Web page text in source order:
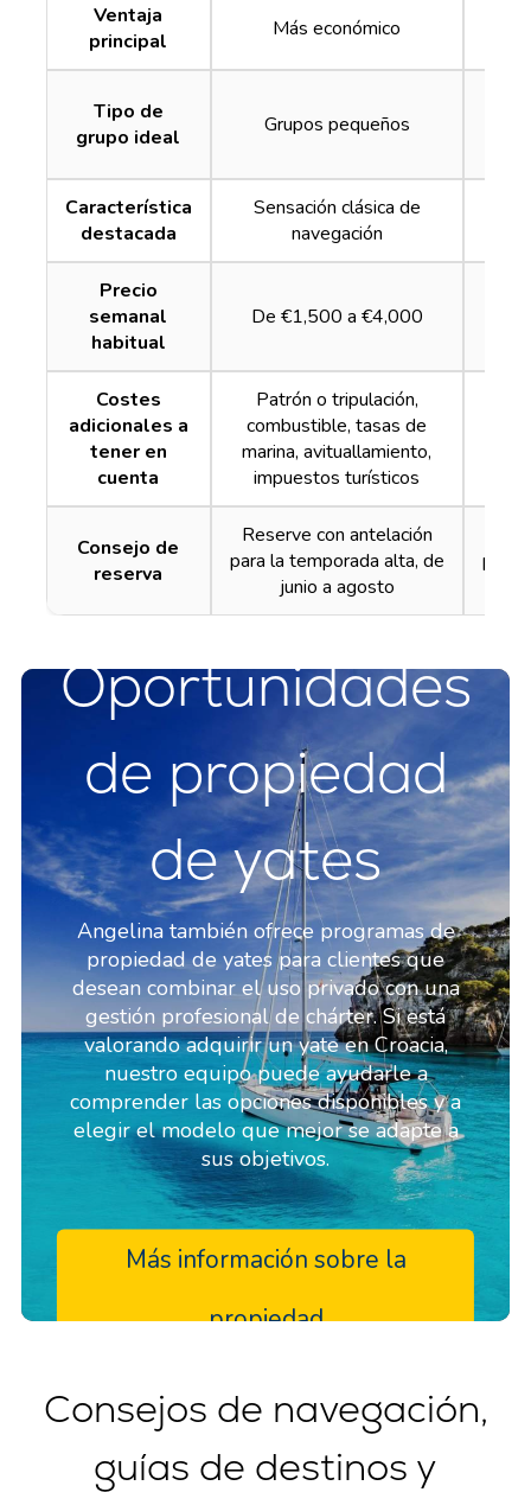
Ventaja
principal
Más económico
Tipo de
grupo ideal
Grupos pequeños
Característica
destacada
Sensación clásica de
navegación
Precio
semanal
habitual
De €1,500 a €4,000
Costes
adicionales a
tener en
cuenta
Patrón o tripulación,
combustible, tasas de
marina, avituallamiento,
impuestos turísticos
Consejo de
reserva
Reserve con antelación
para la temporada alta, de
junio a agosto
para
Oportunidades
de propiedad
de yates
Angelina también ofrece programas de
propiedad de yates para clientes que
desean combinar el uso privado con una
gestión profesional de chárter. Si está
valorando adquirir un yate en Croacia,
nuestro equipo puede ayudarle a
comprender las opciones disponibles y a
elegir el modelo que mejor se adapte a
sus objetivos.
Más información sobre la
propiedad
Consejos de navegación,
guías de destinos y